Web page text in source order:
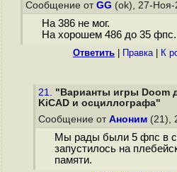
Сообщение от GG (ok), 27-Ноя-
На 386 не мог.
На хорошем 486 до 35 фпс.
Ответить Правка| К
21. "Варианты игры Doom
KiCAD и осциллографа"
Сообщение от Аноним (21),
Мы рады были 5 фпс в
запустилось на
памяти.